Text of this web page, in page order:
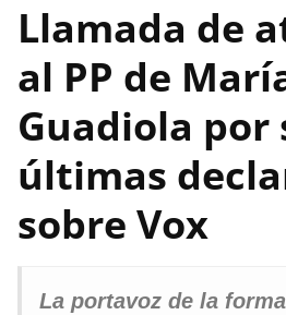
Llamada de
al PP de
Guadiola por
últimas
sobre Vox
La portavoz de la